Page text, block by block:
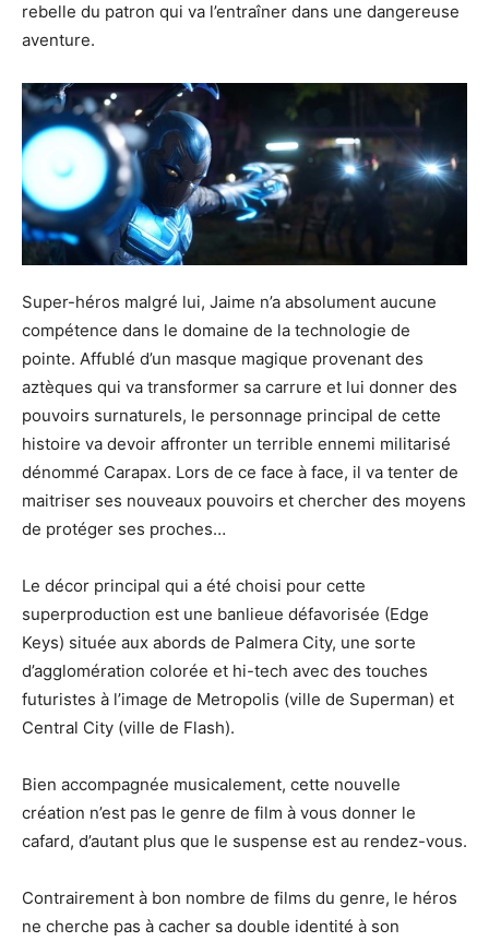
rebelle du patron qui va l’entraîner dans une dangereuse
aventure.
Super-héros malgré lui, Jaime n’a absolument aucune
compétence dans le domaine de la technologie de
pointe. Affublé d’un masque magique provenant des
aztèques qui va transformer sa carrure et lui donner des
pouvoirs surnaturels, le personnage principal de cette
histoire va devoir affronter un terrible ennemi militarisé
dénommé Carapax. Lors de ce face à face, il va tenter de
maitriser ses nouveaux pouvoirs et chercher des moyens
de protéger ses proches…
Le décor principal qui a été choisi pour cette
superproduction est une banlieue défavorisée (Edge
Keys) située aux abords de Palmera City, une sorte
d’agglomération colorée et hi-tech avec des touches
futuristes à l’image de Metropolis (ville de Superman) et
Central City (ville de Flash).
Bien accompagnée musicalement, cette nouvelle
création n’est pas le genre de film à vous donner le
cafard, d’autant plus que le suspense est au rendez-vous.
Contrairement à bon nombre de films du genre, le héros
ne cherche pas à cacher sa double identité à son